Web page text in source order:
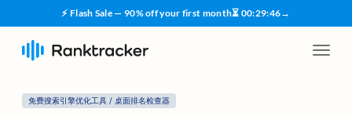
⚡ Flash Sale — 90% off your first month⏳ 00:29:45→
免费搜索引擎优化工具 / 桌面排名检查器